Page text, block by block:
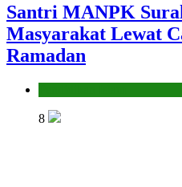
Santri MANPK
Masyarakat Lewat
Ramadan
8